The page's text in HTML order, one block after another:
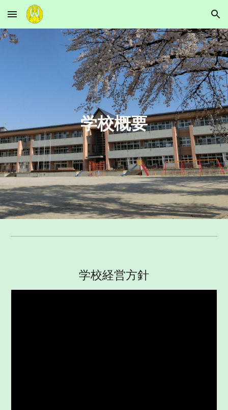
Skip to main content Skip to navigation
学校概要
学校経営方針